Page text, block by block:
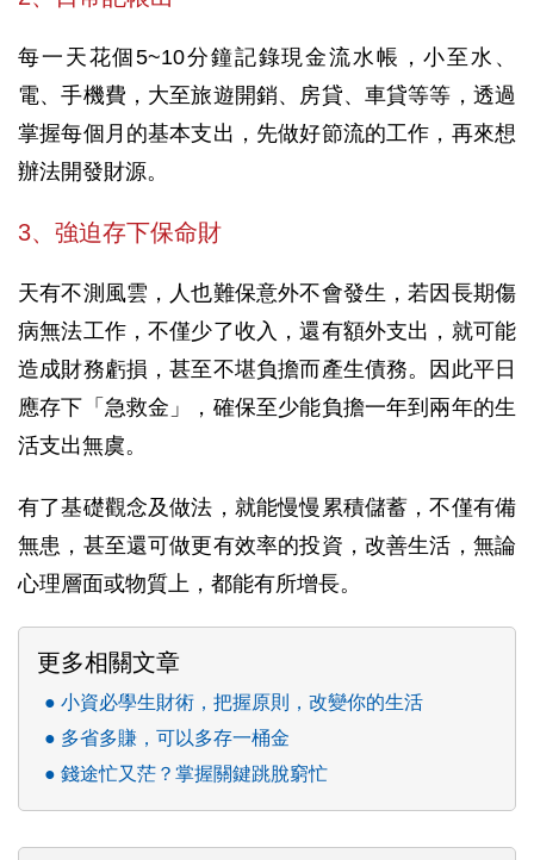
每一天花個5~10分鐘記錄現金流水帳，小至水、
電、手機費，大至旅遊開銷、房貸、車貸等等，透過
掌握每個月的基本支出，先做好節流的工作，再來想
辦法開發財源。
3、強迫存下保命財
天有不測風雲，人也難保意外不會發生，若因長期傷
病無法工作，不僅少了收入，還有額外支出，就可能
造成財務虧損，甚至不堪負擔而產生債務。因此平日
應存下「急救金」，確保至少能負擔一年到兩年的生
活支出無虞。
有了基礎觀念及做法，就能慢慢累積儲蓄，不僅有備
無患，甚至還可做更有效率的投資，改善生活，無論
心理層面或物質上，都能有所增長。
更多相關文章
小資必學生財術，把握原則，改變你的生活
多省多賺，可以多存一桶金
錢途忙又茫？掌握關鍵跳脫窮忙